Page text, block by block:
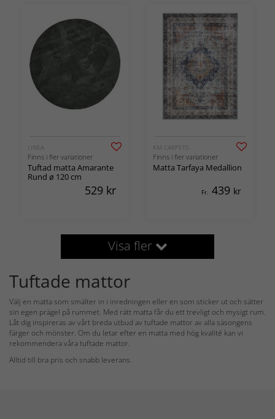
LINEA
Finns i fler variationer
Tuftad matta Amarante
Rund ø 120 cm
529 kr
KM CARPETS
Finns i fler variationer
Matta Tarfaya Medallion
Fr. 439 kr
Visa fler
Tuftade mattor
Välj en matta som smälter in i inredningen eller en som sticker ut och sätter
sin egen prägel på rummet. Med rätt matta får du ett trevligt och mysigt rum.
Låt dig inspireras av vårt breda utbud av tuftade mattor av alla säsongens
färger och mönster. Om du letar efter en matta med hög kvalité kan vi
rekommendera våra tuftade mattor.
Alltid till bra pris och snabb leverans.